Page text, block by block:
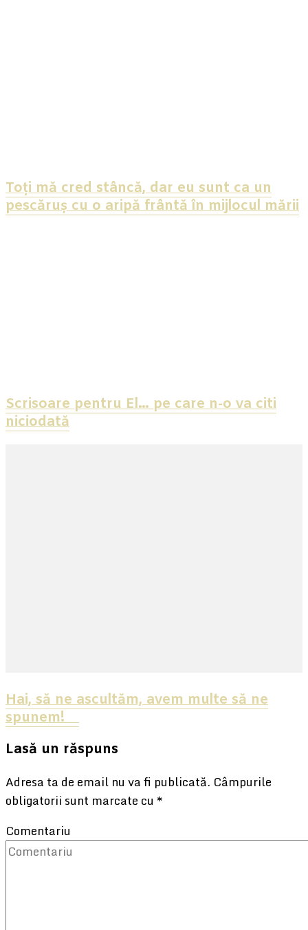
Toți mă cred stâncă, dar eu sunt ca un
pescăruș cu o aripă frântă în mijlocul mării
Scrisoare pentru El… pe care n-o va citi
niciodată
Hai, să ne ascultăm, avem multe să ne
spunem! ⠀
Lasă un răspuns
Adresa ta de email nu va fi publicată. Câmpurile
obligatorii sunt marcate cu *
Comentariu